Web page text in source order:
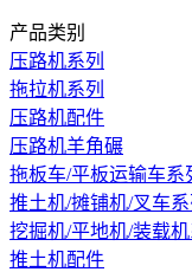
产品类别
压路机系列
拖拉机系列
压路机配件
压路机羊角碾
拖板车/平板运输车系
推土机/摊铺机/叉车系
挖掘机/平地机/装载机
推土机配件